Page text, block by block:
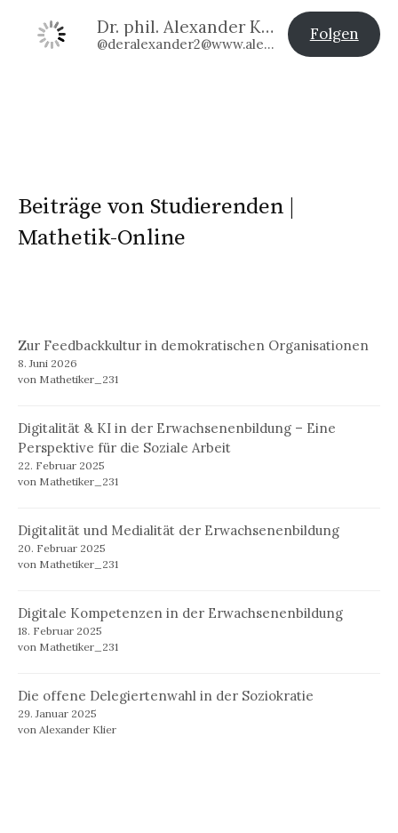
Dr. phil. Alexander Klier
@deralexander2@www.alexander-klier.net
Folgen
Beiträge von Studierenden |
Mathetik-Online
Zur Feedbackkultur in demokratischen Organisationen
8. Juni 2026
von Mathetiker_231
Digitalität & KI in der Erwachsenenbildung – Eine
Perspektive für die Soziale Arbeit
22. Februar 2025
von Mathetiker_231
Digitalität und Medialität der Erwachsenenbildung
20. Februar 2025
von Mathetiker_231
Digitale Kompetenzen in der Erwachsenenbildung
18. Februar 2025
von Mathetiker_231
Die offene Delegiertenwahl in der Soziokratie
29. Januar 2025
von Alexander Klier